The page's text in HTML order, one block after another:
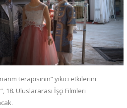
terapisinin” yıkıcı etkilerini
18. Uluslararası İşçi Filmleri